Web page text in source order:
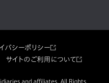
バシーポリシー
サイトのご利用について
and affiliates. All Rights